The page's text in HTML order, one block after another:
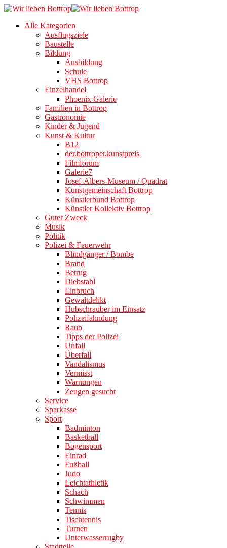
Alle Kategorien
Ausflugsziele
Baustelle
Bildung
Ausbildung
Schule
VHS Bottrop
Einzelhandel
Phoenix Galerie
Familien in Bottrop
Gastronomie
Kinder & Jugend
Kunst & Kultur
B12
der.bottroper.kunstpreis
Filmforum
Galerie7
Josef-Albers-Museum / Quadrat
Kunstgemeinschaft Bottrop
Künstlerbund Bottrop
Künstler Kollektiv Bottrop
Guter Zweck
Musik
Politik
Polizei & Feuerwehr
Blindgänger / Bombe
Brand
Betrug
Diebstahl
Einbruch
Gewaltdelikt
Hubschrauber im Einsatz
Polizeifahndung
Raub
Tipps der Polizei
Unfall
Überfall
Vandalismus
Vermisst
Warnungen
Zeugen gesucht
Service
Sparkasse
Sport
Badminton
Basketball
Bogensport
Einrad
Fußball
Judo
Leichtathletik
Schach
Schwimmen
Tennis
Tischtennis
Turnen
Unterwasserrugby